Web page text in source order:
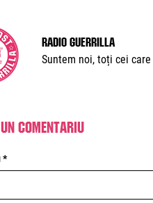
Radio Guerrilla
Suntem noi, toți cei
comentariu
*